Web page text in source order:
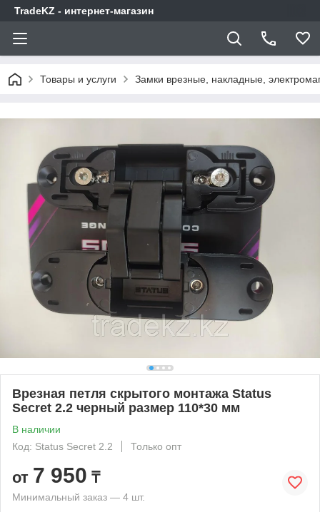
TradeKZ - интернет-магазин
Товары и услуги Замки врезные, накладные,
Врезная петля скрытого монтажа Status
Secret 2.2 черный размер 110*30 мм
В наличии
Код: Status Secret 2.2
Только опт
от 7 950 ₸
Минимальный заказ — 4 шт.